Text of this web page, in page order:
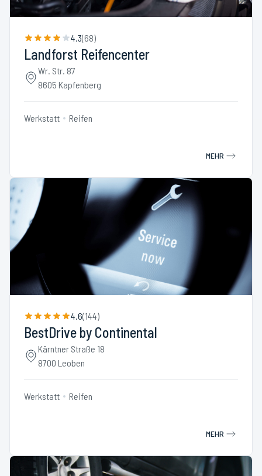
4.3(68)
Landforst Reifencenter
Wr. Str. 87
8605 Kapfenberg
Werkstatt Reifen
MEHR
4.6(144)
BestDrive by Continental
Kärntner Straße 18
8700 Leoben
Werkstatt Reifen
MEHR